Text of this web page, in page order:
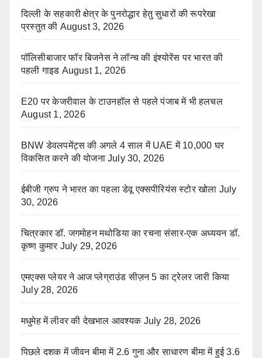
दिल्ली के सहकारी क्षेत्र के पुनरोद्धार हेतु सुधारों की रूपरेखा
प्रस्तुत की August 3, 2026
पॉलिसीबाजार फॉर बिजनेस ने लॉन्च की इंश्योरेंस पर भारत की
पहली गाइड August 1, 2026
E20 पर केजरीवाल के टाउनहॉल से पहले पंजाब में भी हलचल
August 1, 2026
BNW डेवलपमेंट्स की अगले 4 साल में UAE में 10,000 घर
विकसित करने की योजना July 30, 2026
ईबीजी ग्रुप ने भारत का पहला डेवू एक्सपीरियंस स्टोर खोला July
30, 2026
चित्रकार डॉ. जगमोहन मथोडिया का रचना संसार-एक अध्ययन डॉ.
कृष्ण कुमार July 29, 2026
एमएक्स प्लेयर ने आज प्लेग्राउंड सीज़न 5 का ट्रेलर जारी किया
July 28, 2026
मधुमेह में लीवर की देखभाल आवश्यक July 28, 2026
पिछले दशक में जीवन बीमा में 2.6 गुना और साधारण बीमा में हुई 3.6